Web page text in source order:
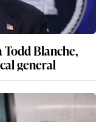
Todd Blanche,
general